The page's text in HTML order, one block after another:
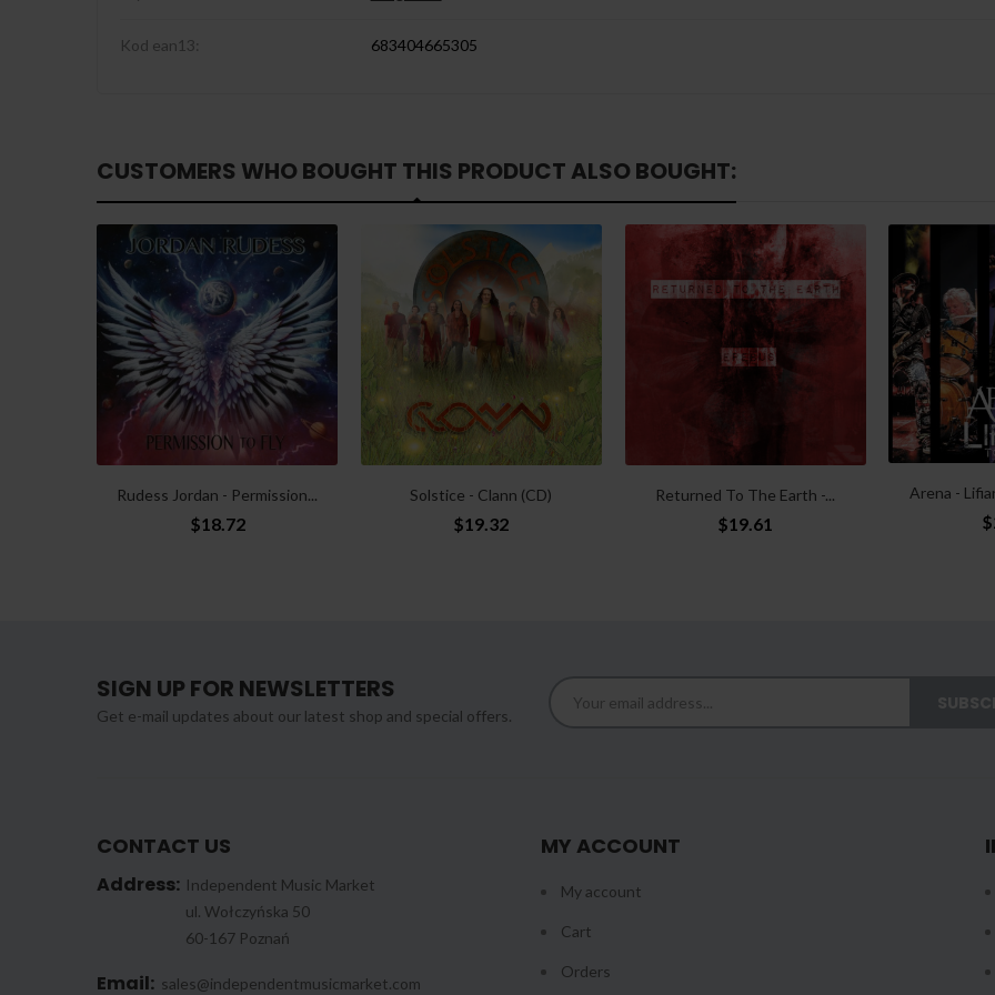
Kod ean13: 683404665305
CUSTOMERS WHO BOUGHT THIS PRODUCT ALSO BOUGHT:
Rudess Jordan - Permission...
$18.72
Solstice - Clann (CD)
$19.32
Returned To The Earth -...
$19.61
Arena -
SIGN UP FOR NEWSLETTERS
Get e-mail updates about our latest shop and special offers.
CONTACT US
Address: Independent Music Market
ul. Wołczyńska 50
60-167 Poznań
Email: sales@independentmusicmarket.com
MY ACCOUNT
My account
Cart
Orders